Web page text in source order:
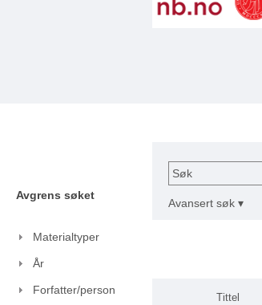
Avgrens søket
Materialtyper
År
Forfatter/person
Søk
Avansert søk ▾
Tittel